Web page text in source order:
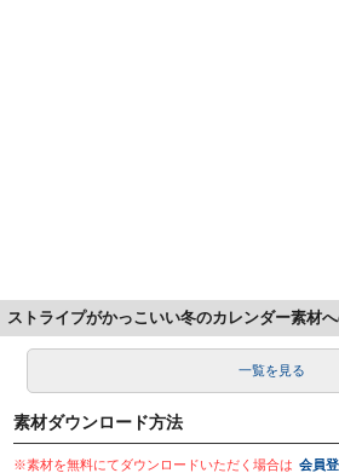
ストライプがかっこいい冬のカレンダー素材
一覧を見る
素材ダウンロード方法
※素材を無料にてダウンロードいただく場合は 会員